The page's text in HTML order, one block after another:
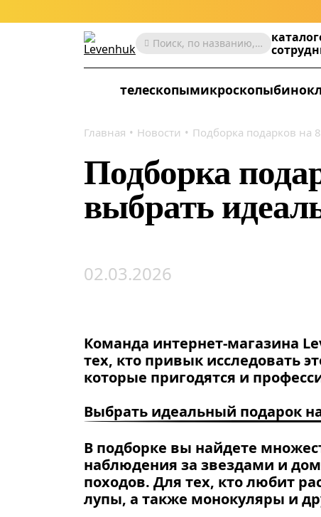
Поиск, по названию, артикулу, категории и др. каталог
телескопымикроскопы
Главная Новости Подборка подарков на
Подборка
выбрать
02.03.2026
Команда интернет-магазина
тех, кто привык исследовать
которые пригодятся и
Выбрать идеальный подарок
В подборке вы найдете
наблюдения за звездами и
походов. Для тех, кто любит
лупы, а также монокуляры и